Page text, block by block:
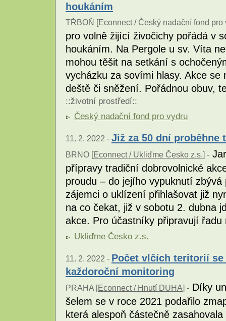
houkáním
TŘBOŇ [Econnect / Český nadační fond pro
pro volně žijící živočichy pořádá v
houkáním. Na Pergole u sv. Víta
mohou těšit na setkání s
vycházku za sovími hlasy. Akce
deště či sněžení. Pořádnou obuv,
::životní prostředí::
Český nadační fond pro vydru
11. 2. 2022 - Již za 50 dní
BRNO [ Econnect / Ukliďme Česko z.s. ] -
přípravy tradiční dobrovolnické
proudu – do jejího vypuknutí
zájemci o uklízení přihlašovat již
na co čekat, již v sobotu 2. dubna
akce. Pro účastníky připravují
Ukliďme Česko z.s.
11. 2. 2022 - Počet vlčích teritorií
každoroční monitoring
PRAHA [Econnect / Hnutí DUHA] - Díky
šelem se v roce 2021 podařilo
která alespoň částečně